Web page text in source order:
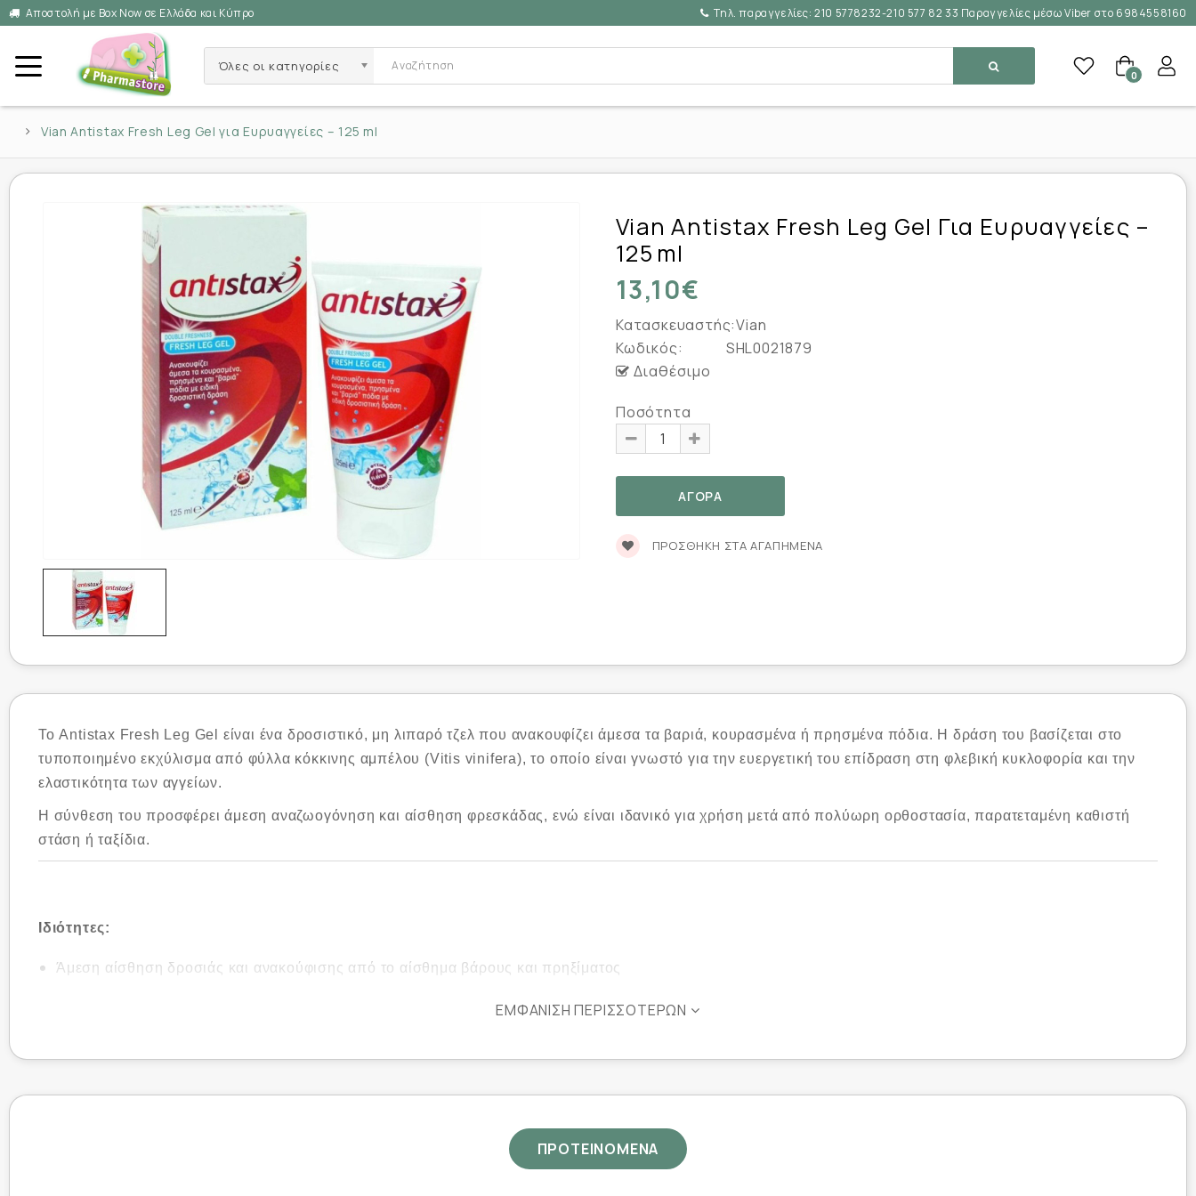
Αποστολή με Box Now σε Ελλάδα και Κύπρο Τηλ. παραγγελίες:210 5778232-210 577 82 33 Παραγγελίες μέσω Viber στο 6984558160
Όλες οι κατηγορίες
0
Vian Antistax Fresh Leg Gel για Ευρυαγγείες – 125 ml
Vian Antistax Fresh Leg Gel Για Ευρυαγγείες –
125 Ml
13,10€
Κατασκευαστής:Vian
Κωδικός:
SHL0021879
Διαθέσιμο
Ποσότητα
ΠΡΟΣΘΉΚΗ ΣΤΑ ΑΓΑΠΗΜΈΝΑ
Το Antistax Fresh Leg Gel είναι ένα δροσιστικό, μη λιπαρό τζελ που ανακουφίζει άμεσα τα βαριά, κουρασμένα ή πρησμένα πόδια. Η δράση του βασίζεται στο
τυποποιημένο εκχύλισμα από φύλλα κόκκινης αμπέλου (Vitis vinifera), το οποίο είναι γνωστό για την ευεργετική του επίδραση στη φλεβική κυκλοφορία και την
ελαστικότητα των αγγείων.
Η σύνθεση του προσφέρει άμεση αναζωογόνηση και αίσθηση φρεσκάδας, ενώ είναι ιδανικό για χρήση μετά από πολύωρη ορθοστασία, παρατεταμένη καθιστή
στάση ή ταξίδια.
Ιδιότητες:
Άμεση αίσθηση δροσιάς και ανακούφισης από το αίσθημα βάρους και πρηξίματος
Κατάλληλο για καθημερινή χρήση
ΕΜΦΆΝΙΣΗ ΠΕΡΙΣΣΌΤΕΡΩΝ
ΠΡΟΤΕΙΝΟΜΕΝΑ